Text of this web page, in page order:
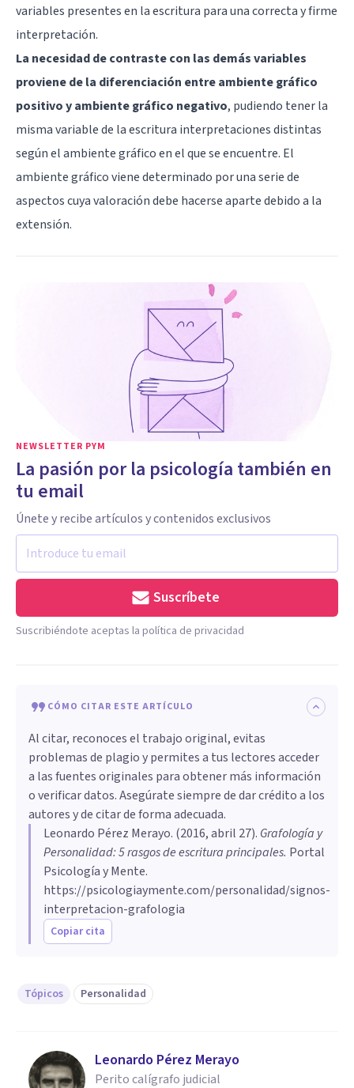
variables presentes en la escritura para una correcta y firme
interpretación.
La necesidad de contraste con las demás variables
proviene de la diferenciación entre ambiente gráfico
positivo y ambiente gráfico negativo, pudiendo tener la
misma variable de la escritura interpretaciones distintas
según el ambiente gráfico en el que se encuentre. El
ambiente gráfico viene determinado por una serie de
aspectos cuya valoración debe hacerse aparte debido a la
extensión.
NEWSLETTER PYM
La pasión por la psicología también en
tu email
Únete y recibe artículos y contenidos exclusivos
Suscríbete
Suscribiéndote aceptas la política de privacidad
CÓMO CITAR ESTE ARTÍCULO
Al citar, reconoces el trabajo original, evitas
problemas de plagio y permites a tus lectores acceder
a las fuentes originales para obtener más información
o verificar datos. Asegúrate siempre de dar crédito a los
autores y de citar de forma adecuada.
Leonardo Pérez Merayo. (2016, abril 27). Grafología y
Personalidad: 5 rasgos de escritura principales. Portal
Psicología y Mente.
https://psicologiaymente.com/personalidad/signos-
interpretacion-grafologia
Copiar cita
Tópicos Personalidad
Leonardo Pérez Merayo
Perito calígrafo judicial